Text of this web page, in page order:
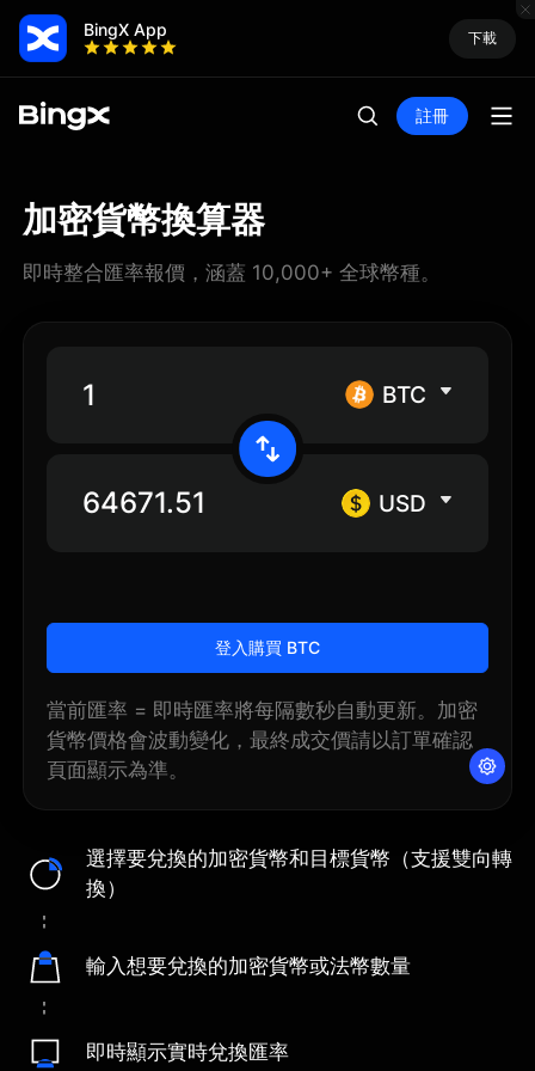
BingX App 下載
註冊
加密貨幣換算器
即時整合匯率報價，涵蓋 10,000+ 全球幣種。
選擇要兌換的加密貨幣和目標貨幣（支援雙向轉
換）
輸入想要兌換的加密貨幣或法幣數量
即時顯示實時兌換匯率
BTC
USD
登入購買 BTC
當前匯率 = 即時匯率將每隔數秒自動更新。加密
貨幣價格會波動變化，最終成交價請以訂單確認
頁面顯示為準。